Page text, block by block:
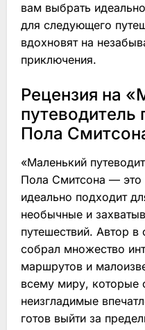
вам выбрать
для следующего
вдохновят на
приключения.
Рецензия на
путеводитель
Пола
«Маленький
Пола Смитсона — это
идеально подходит
необычные и
путешествий. Автор в
собрал множество
маршрутов и
всему миру, которые
неизгладимые
готов выйти за